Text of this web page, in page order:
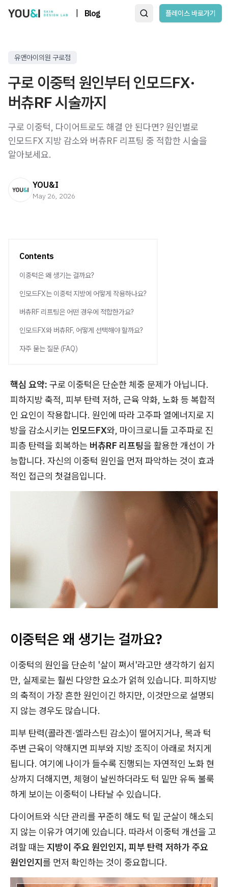
Blog 플레이스 바로가기
유앤아이의원 구로점
구로 이중턱 원인부터 인모드FX·
버츄RF 시술까지
구로 이중턱, 다이어트로도 해결 안 된다면? 원인별로
인모드FX 지방 감소와 버츄RF 리프팅 중 적합한 시술을
알아보세요.
YOU&I
May 26, 2026
Contents
이중턱은 왜 생기는 걸까요?
인모드FX는 이중턱 지방에 어떻게 작용하나요?
버츄RF 리프팅은 어떤 경우에 적합한가요?
인모드FX와 버츄RF, 어떻게 선택해야 할까요?
자주 묻는 질문 (FAQ)
핵심 요약: 구로 이중턱은 단순한 체중 문제가 아닙니다.
피하지방 축적, 피부 탄력 저하, 근육 약화, 노화 등 복합적
인 요인이 작용합니다. 원인에 따라 고주파 열에너지로 지
방을 감소시키는 인모드FX와, 마이크로니들 고주파로 진
피층 탄력을 회복하는 버츄RF 리프팅을 활용한 개선이 가
능합니다. 자신의 이중턱 원인을 먼저 파악하는 것이 효과
적인 접근의 첫걸음입니다.
이중턱은 왜 생기는 걸까요?
이중턱의 원인을 단순히 '살이 쪄서'라고만 생각하기 쉽지
만, 실제로는 훨씬 다양한 요소가 얽혀 있습니다. 피하지방
의 축적이 가장 흔한 원인이긴 하지만, 이것만으로 설명되
지 않는 경우도 많습니다.
피부 탄력(콜라겐·엘라스틴 감소)이 떨어지거나, 목과 턱
주변 근육이 약해지면 피부와 지방 조직이 아래로 처지게
됩니다. 여기에 나이가 들수록 진행되는 자연적인 노화 현
상까지 더해지면, 체형이 날씬하더라도 턱 밑만 유독 불룩
하게 보이는 이중턱이 나타날 수 있습니다.
다이어트와 식단 관리를 꾸준히 해도 턱 밑 군살이 해소되
지 않는 이유가 여기에 있습니다. 따라서 이중턱 개선을 고
려할 때는 지방이 주요 원인인지, 피부 탄력 저하가 주요
원인인지를 먼저 확인하는 것이 중요합니다.